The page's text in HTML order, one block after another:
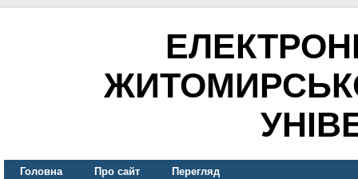
Головна Про сайт Перегляд